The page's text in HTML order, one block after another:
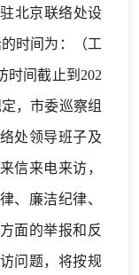
驻北京联络处设
时间为：（工
时间截止到202
，市委巡察组
络处领导班子及
信来电来访，
、廉洁纪律、
面的举报和反
问题，将按规